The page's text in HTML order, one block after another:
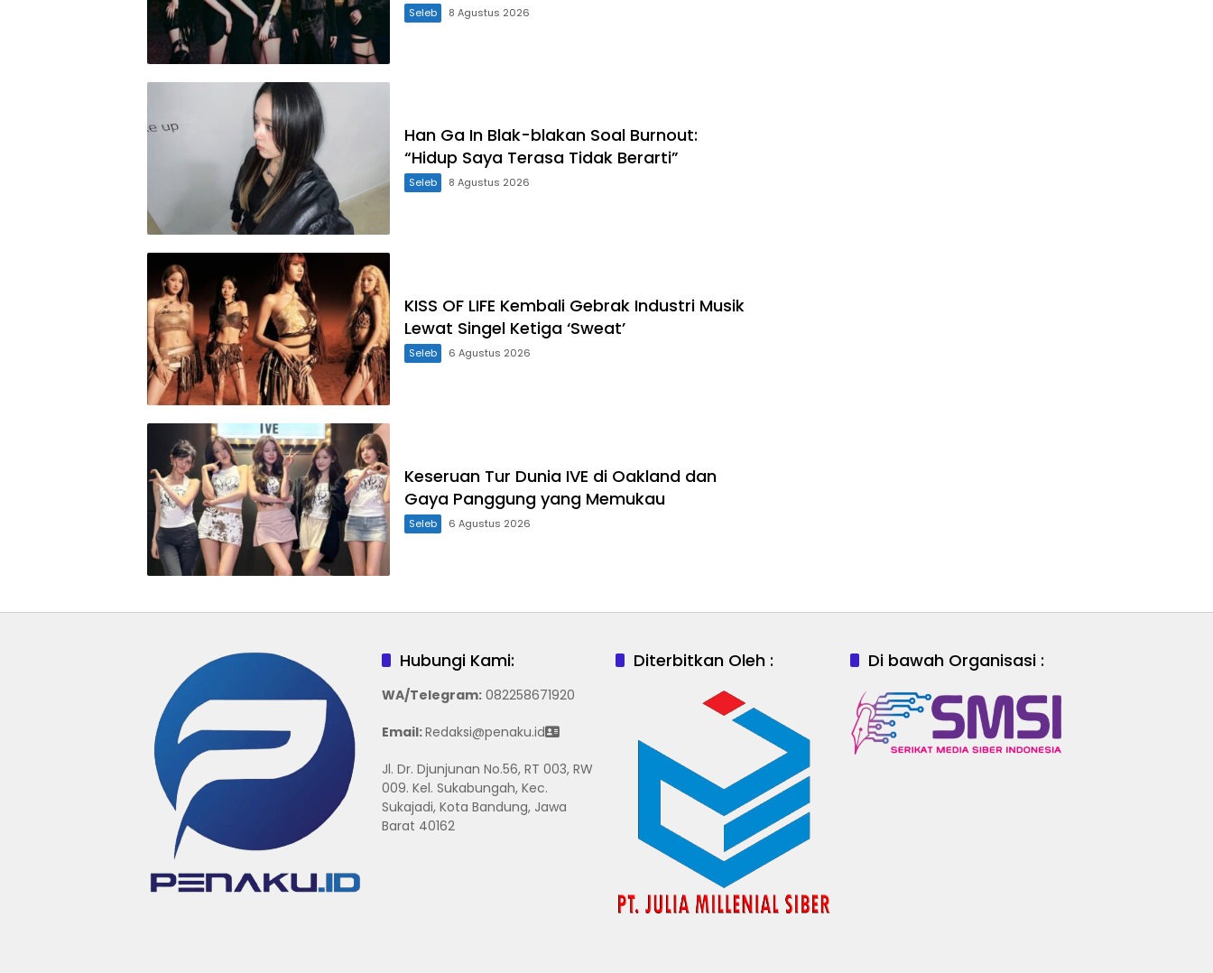
Seleb 8 Agustus 2026
Han Ga In Blak-blakan Soal Burnout:
“Hidup Saya Terasa Tidak Berarti”
Seleb 8 Agustus 2026
KISS OF LIFE Kembali Gebrak Industri Musik
Lewat Singel Ketiga ‘Sweat’
Seleb 6 Agustus 2026
Keseruan Tur Dunia IVE di Oakland dan
Gaya Panggung yang Memukau
Seleb 6 Agustus 2026
Hubungi Kami:
WA/Telegram:082258671920
Email:Redaksi@penaku.id
Jl. Dr. Djunjunan No.56, RT 003, RW
009. Kel. Sukabungah, Kec.
Sukajadi, Kota Bandung, Jawa
Barat 40162
Diterbitkan Oleh : Di bawah Organisasi :